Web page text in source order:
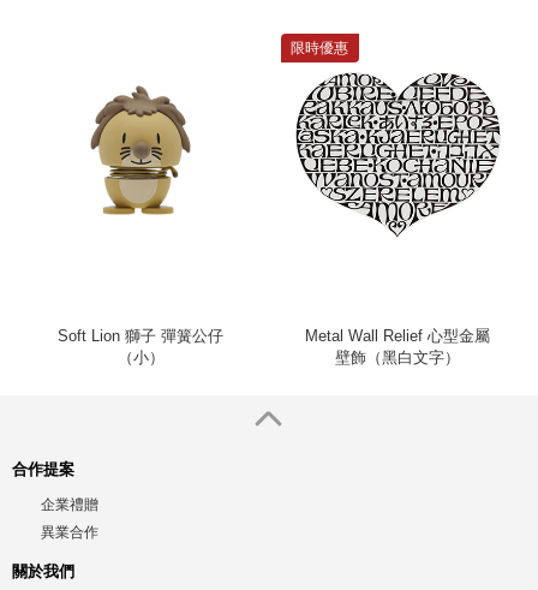
Soft Lion 獅子 彈簧公仔
（小）
限時優惠
Metal Wall Relief 心型金屬
壁飾（黑白文字）
合作提案
企業禮贈
異業合作
關於我們